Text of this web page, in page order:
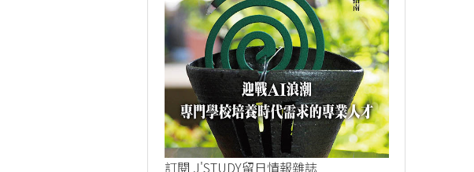
訂閱 J'STUDY留日情報雜誌